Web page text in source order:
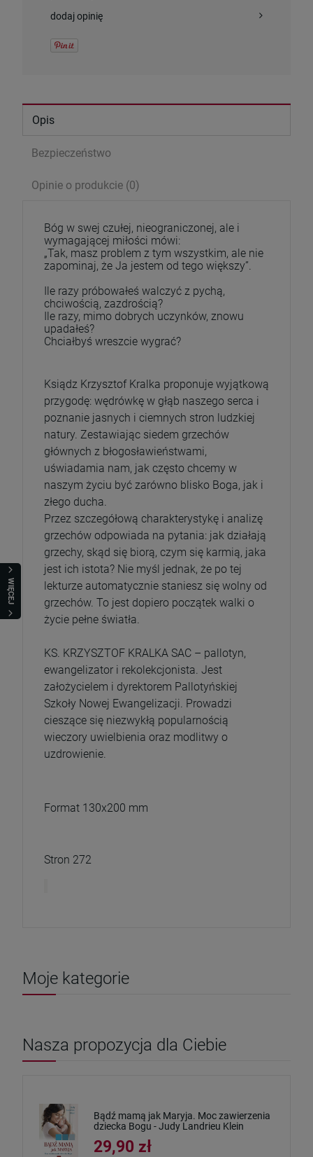
Serce Jezusa miłością goreje. Rozważania
wezwań Litanii do NSPJ
Cena regularna: 39,99 zł
Najniższa cena: 29,99 zł
szt.
DO KOSZYKA
WIĘCEJ
dodaj opinię
Opis
Bezpieczeństwo
Opinie o produkcie (0)
Bóg w swej czułej, nieograniczonej, ale i
wymagającej miłości mówi:
„Tak, masz problem z tym wszystkim, ale nie
zapominaj, że Ja jestem od tego większy”.
Ile razy próbowałeś walczyć z pychą,
chciwością, zazdrością?
Ile razy, mimo dobrych uczynków, znowu
upadałeś?
Chciałbyś wreszcie wygrać?
Ksiądz Krzysztof Kralka proponuje wyjątkową
przygodę: wędrówkę w głąb naszego serca i
poznanie jasnych i ciemnych stron ludzkiej
natury. Zestawiając siedem grzechów
głównych z błogosławieństwami,
uświadamia nam, jak często chcemy w
naszym życiu być zarówno blisko Boga, jak i
złego ducha.
Przez szczegółową charakterystykę i analizę
grzechów odpowiada na pytania: jak działają
grzechy, skąd się biorą, czym się karmią, jaka
jest ich istota? Nie myśl jednak, że po tej
lekturze automatycznie staniesz się wolny od
grzechów. To jest dopiero początek walki o
życie pełne światła.
KS. KRZYSZTOF KRALKA SAC – pallotyn,
ewangelizator i rekolekcjonista. Jest
założycielem i dyrektorem Pallotyńskiej
Szkoły Nowej Ewangelizacji. Prowadzi
cieszące się niezwykłą popularnością
wieczory uwielbienia oraz modlitwy o
uzdrowienie.
Format 130x200 mm
Stron 272
Moje kategorie
Nasza propozycja dla Ciebie
Bądź mamą jak Maryja. Moc zawierzenia
dziecka Bogu - Judy Landrieu Klein
29,90 zł